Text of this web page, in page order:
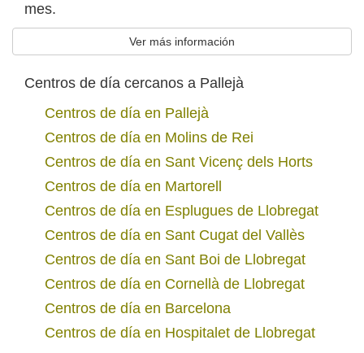
mes.
Ver más información
Centros de día cercanos a Pallejà
Centros de día en Pallejà
Centros de día en Molins de Rei
Centros de día en Sant Vicenç dels Horts
Centros de día en Martorell
Centros de día en Esplugues de Llobregat
Centros de día en Sant Cugat del Vallès
Centros de día en Sant Boi de Llobregat
Centros de día en Cornellà de Llobregat
Centros de día en Barcelona
Centros de día en Hospitalet de Llobregat